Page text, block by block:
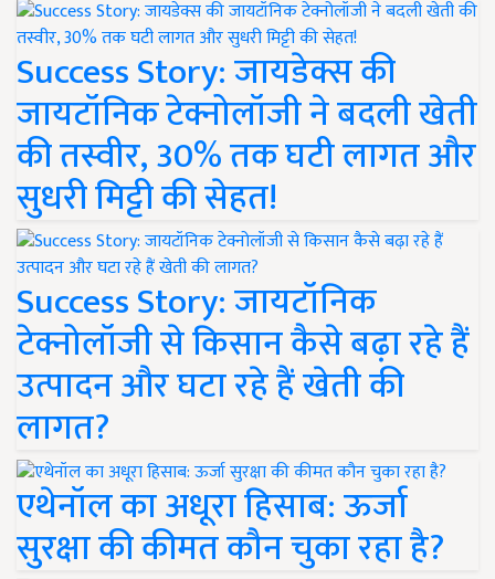
Success Story: जायडेक्स की
जायटॉनिक टेक्नोलॉजी ने बदली खेती
की तस्वीर, 30% तक घटी लागत और
सुधरी मिट्टी की सेहत!
Success Story: जायटॉनिक
टेक्नोलॉजी से किसान कैसे बढ़ा रहे हैं
उत्पादन और घटा रहे हैं खेती की
लागत?
एथेनॉल का अधूरा हिसाब: ऊर्जा
सुरक्षा की कीमत कौन चुका रहा है?